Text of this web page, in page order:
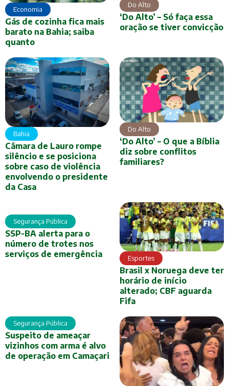
Economia
Gás de cozinha fica mais
barato na Bahia; saiba
quanto
Do Alto
‘Do Alto’ – Só faça essa
oração se tiver convicção
Bahia
Câmara de Lauro rompe
silêncio e se posiciona
sobre caso de violência
envolvendo o presidente
da Casa
Do Alto
‘Do Alto’ – O que a Bíblia
diz sobre conflitos
familiares?
Segurança Pública
SSP-BA alerta para o
número de trotes nos
serviços de emergência
Esportes
Brasil x Noruega deve ter
horário de início
alterado; CBF aguarda
Fifa
Segurança Pública
Suspeito de ameaçar
vizinhos com arma é alvo
de operação em Camaçari